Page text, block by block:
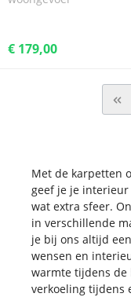
€ 179,00
Met de karpetten
geef je je
wat extra sfeer.
in verschillende
je bij ons altijd
wensen en
warmte tijdens de
verkoeling tijdens